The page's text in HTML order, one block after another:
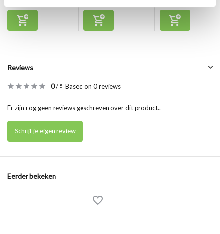
Reviews
0/ 5 Based on 0 reviews
Er zijn nog geen reviews geschreven over dit product..
Schrijf je eigen review
Eerder bekeken